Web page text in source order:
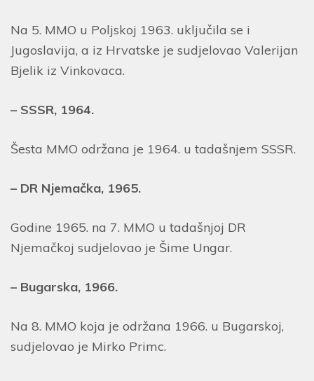
Na 5. MMO u Poljskoj 1963. uključila se i
Jugoslavija, a iz Hrvatske je sudjelovao Valerijan
Bjelik iz Vinkovaca.
– SSSR, 1964.
Šesta MMO održana je 1964. u tadašnjem SSSR.
– DR Njemačka, 1965.
Godine 1965. na 7. MMO u tadašnjoj DR
Njemačkoj sudjelovao je Šime Ungar.
– Bugarska, 1966.
Na 8. MMO koja je održana 1966. u Bugarskoj,
sudjelovao je Mirko Primc.